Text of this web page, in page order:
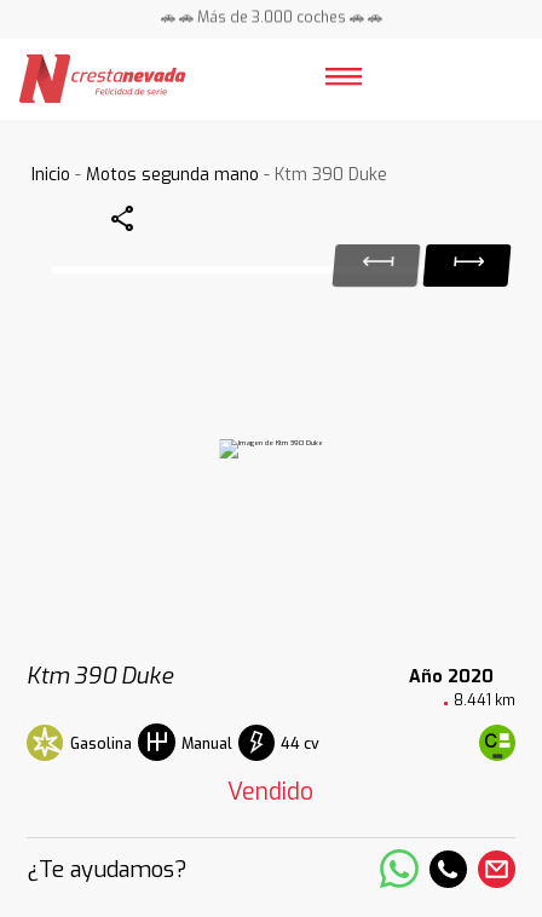
🚗 🚗 Más de 3.000 coches 🚗 🚗
Inicio -Motos segunda mano - Ktm 390 Duke
Share
Ktm 390 Duke Año 2020
8.441 km
Gasolina Manual 44 cv
Vendido
¿Te ayudamos?